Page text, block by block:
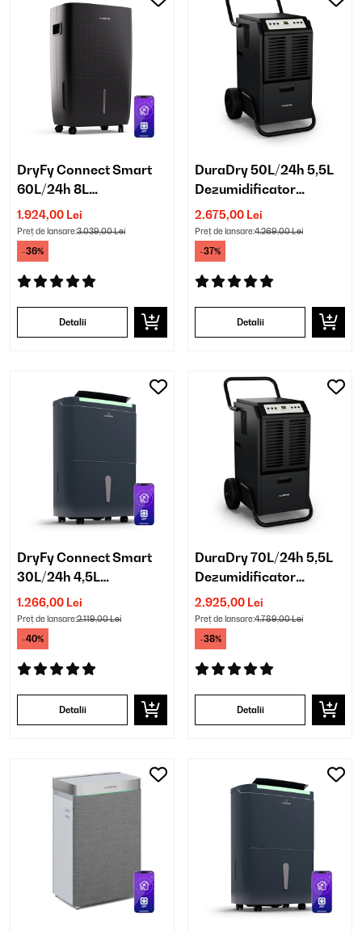
DryFy Connect Smart
60L/24h 8L
Dezumidificator
1.924,00 Lei
Preț de lansare:3.039,00 Lei
-36%
Detalii
DuraDry 50L/24h 5,5L
Dezumidificator
industrial
2.675,00 Lei
Preț de lansare:4.269,00 Lei
-37%
Detalii
DryFy Connect Smart
30L/24h 4,5L
Dezumidificator
1.266,00 Lei
Preț de lansare:2.119,00 Lei
-40%
Detalii
DuraDry 70L/24h 5,5L
Dezumidificator
industrial
2.925,00 Lei
Preț de lansare:4.789,00 Lei
-38%
Detalii